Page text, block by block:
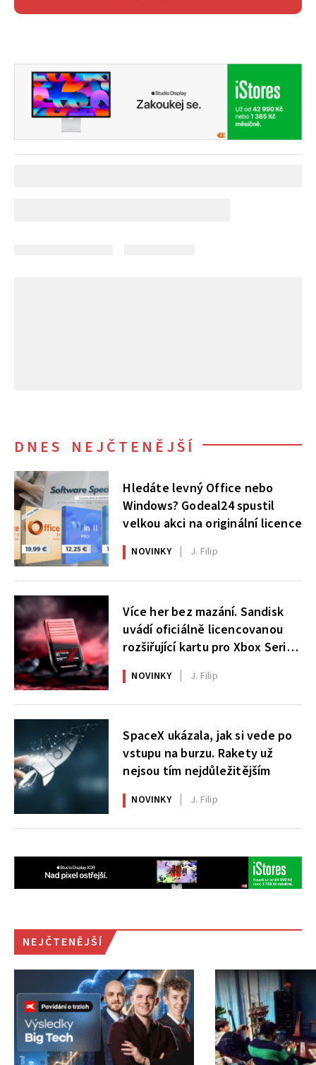
DNES NEJČTENĚJŠÍ
Hledáte levný Office nebo
Windows? Godeal24 spustil
velkou akci na originální licence
NOVINKY J. Filip
Více her bez mazání. Sandisk
uvádí oficiálně licencovanou
rozšiřující kartu pro Xbox Series
X|S
NOVINKY J. Filip
SpaceX ukázala, jak si vede po
vstupu na burzu. Rakety už
nejsou tím nejdůležitějším
NOVINKY J. Filip
NEJČTENĚJŠÍ